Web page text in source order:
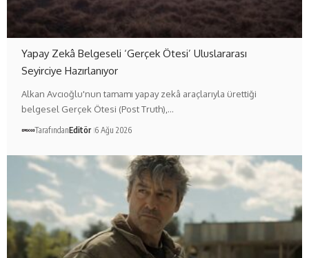
Yapay Zekâ Belgeseli ‘Gerçek Ötesi’ Uluslararası
Seyirciye Hazırlanıyor
Alkan Avcıoğlu'nun tamamı yapay zekâ araçlarıyla ürettiği
belgesel Gerçek Ötesi (Post Truth),…
TarafındanEditör 6 Ağu 2026